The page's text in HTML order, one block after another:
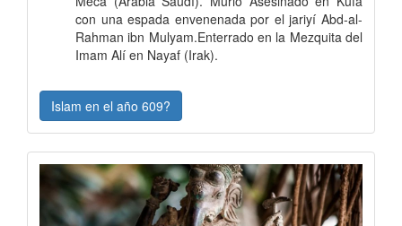
con una espada envenenada por el jariyí Abd-al-
Rahman ibn Mulyam.Enterrado en la Mezquita del
Imam Alí en Nayaf (Irak).
Islam en el año 609?